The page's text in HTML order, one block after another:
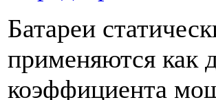
Батареи
применяются как
коэффициента